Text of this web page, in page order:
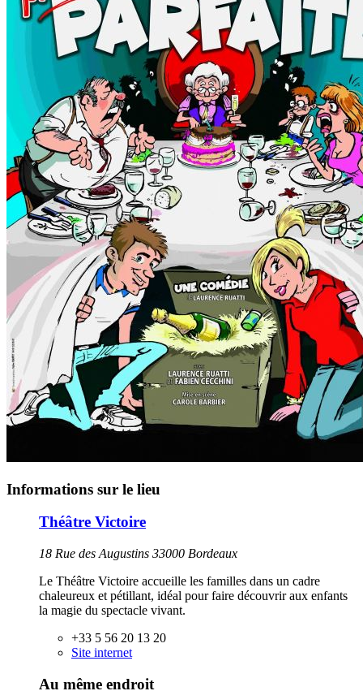
Informations sur le lieu
Théâtre Victoire
18 Rue des Augustins 33000 Bordeaux
Le Théâtre Victoire accueille les familles dans un cadre
chaleureux et pétillant, idéal pour faire découvrir aux enfants
la magie du spectacle vivant.
+33 5 56 20 13 20
Site internet
Au même endroit